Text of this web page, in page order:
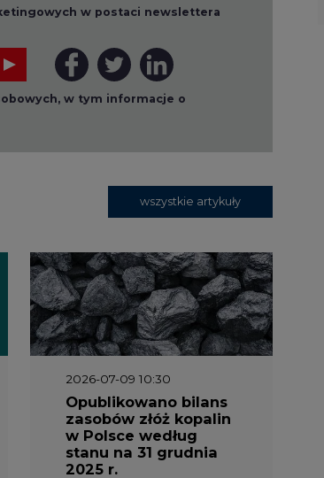
w postaci newslettera
w tym informacje o
wszystkie artykuły
2026-07-09 10:30
Opublikowano bilans
zasobów złóż kopalin
w Polsce według
stanu na 31 grudnia
2025 r.